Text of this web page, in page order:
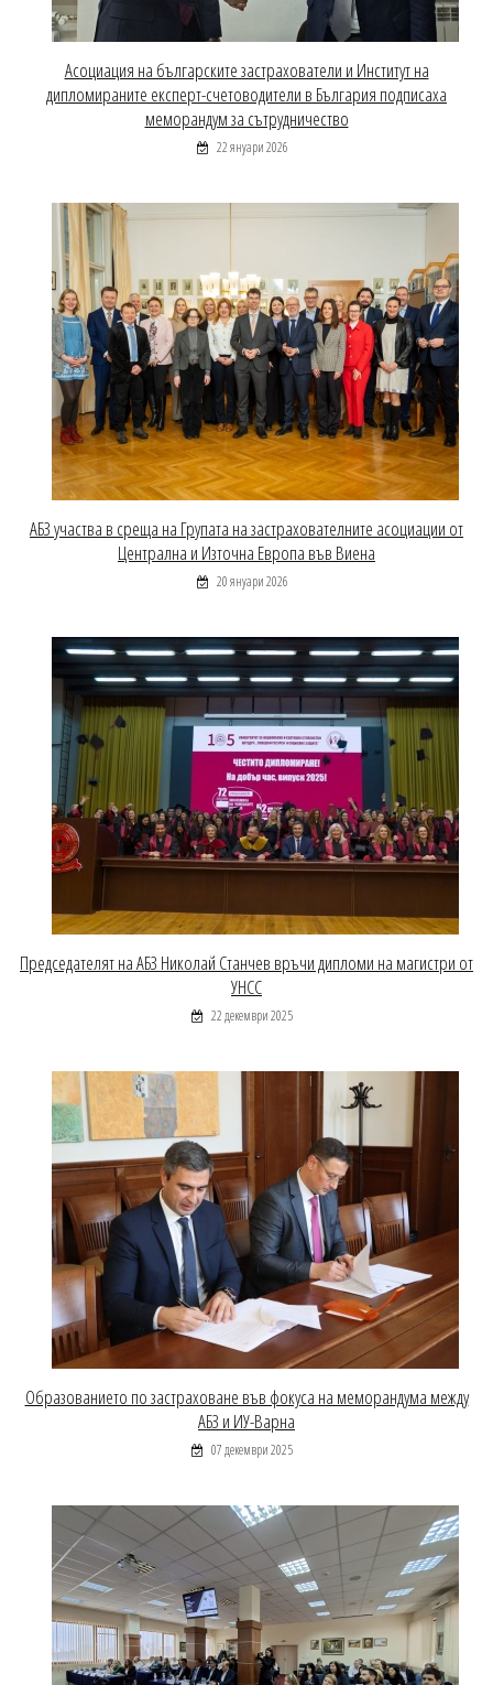
Асоциация на българските застрахователи и Институт на
дипломираните експерт-счетоводители в България подписаха
меморандум за сътрудничество
22 януари 2026
АБЗ участва в среща на Групата на застрахователните асоциации от
Централна и Източна Европа във Виена
20 януари 2026
Председателят на АБЗ Николай Станчев връчи дипломи на магистри от
УНСС
22 декември 2025
Образованието по застраховане във фокуса на меморандума между
АБЗ и ИУ-Варна
07 декември 2025